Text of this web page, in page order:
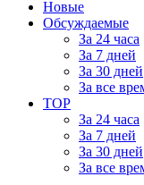
Новые
Обсуждаемые
За 24 часа
За 7 дней
За 30 дней
За все
TOP
За 24 часа
За 7 дней
За 30 дней
За все